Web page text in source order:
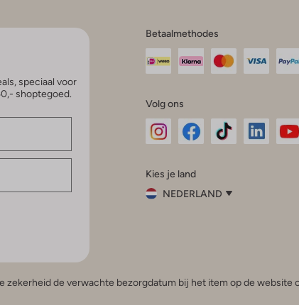
speciaal voor
shoptegoed.
Betaalmethodes
Volg ons
InstagramFacebook
Kies je land
NEDERLAND
België (Nederlands)
zekerheid de verwachte bezorgdatum bij het item op de website